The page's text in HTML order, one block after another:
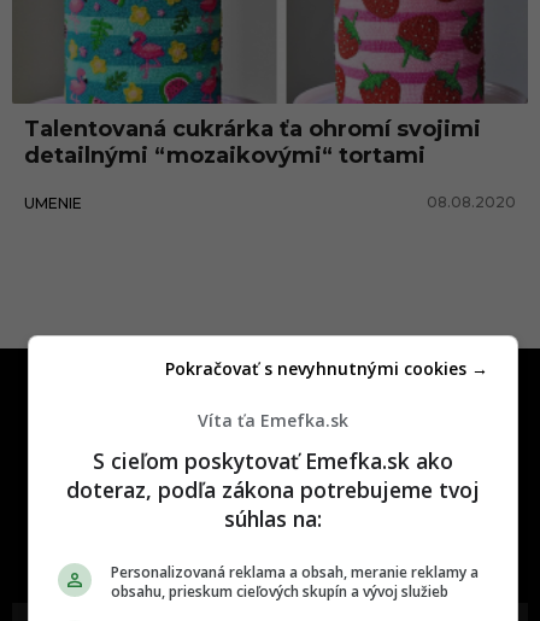
yTalentovaná cukrárka ťa ohromí svojimi
detailnými “mozaikovými“ tortami
UMENIE 08.08.2020
One time najzábavnejšie miesto na
slovenskom internete, next time
Víta ťa Emefka.sk
S cieľom poskytovať Emefka.sk ako
doteraz, podľa zákona potrebujeme tvoj
súhlas na:
Personalizovaná reklama a obsah, meranie reklamy a
obsahu, prieskum cieľových skupín a vývoj služieb
Pokračovať s nevyhnutnými cookies →